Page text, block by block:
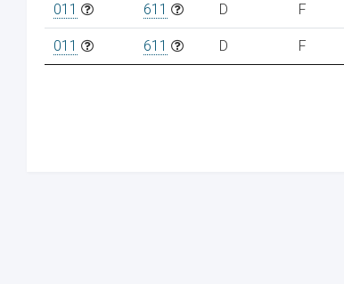
011 611 D F
011 611 D F